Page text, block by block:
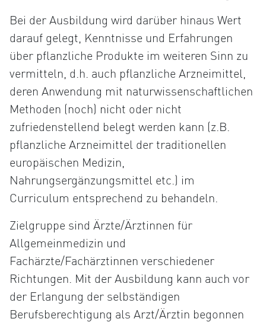
Bei der Ausbildung wird darüber hinaus Wert
darauf gelegt, Kenntnisse und Erfahrungen
über pflanzliche Produkte im weiteren Sinn zu
vermitteln, d.h. auch pflanzliche Arzneimittel,
deren Anwendung mit naturwissenschaftlichen
Methoden (noch) nicht oder nicht
zufriedenstellend belegt werden kann (z.B.
pflanzliche Arzneimittel der traditionellen
europäischen Medizin,
Nahrungsergänzungsmittel etc.) im
Curriculum entsprechend zu behandeln.
Zielgruppe sind Ärzte/Ärztinnen für
Allgemeinmedizin und
Fachärzte/Fachärztinnen verschiedener
Richtungen. Mit der Ausbildung kann auch vor
der Erlangung der selbständigen
Berufsberechtigung als Arzt/Ärztin begonnen